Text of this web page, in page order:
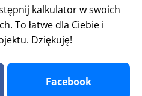
kalkulator w swoich
To łatwe dla Ciebie i
Dziękuję!
Facebook